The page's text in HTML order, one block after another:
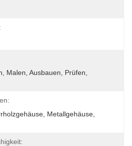
Malen, Ausbauen, Prüfen,
Metallgehäuse,